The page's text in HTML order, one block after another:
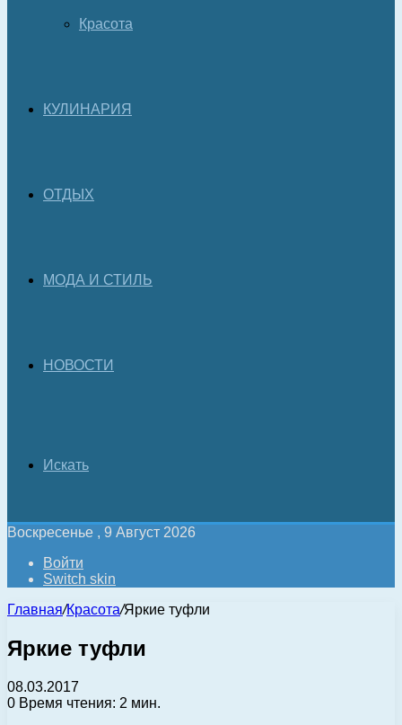
Красота
КУЛИНАРИЯ
ОТДЫХ
МОДА И СТИЛЬ
НОВОСТИ
Искать
Воскресенье , 9 Август 2026
Войти
Switch skin
Главная/Красота/Яркие туфли
Яркие туфли
08.03.2017
0 Время чтения: 2 мин.